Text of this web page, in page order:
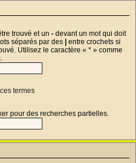
trouvé et un - devant un mot qui doit
séparés par des
entre crochets si
Utilisez le caractère « * » comme
termes
pour des recherches partielles.